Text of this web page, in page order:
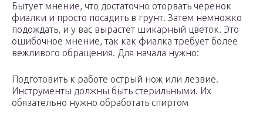
Бытует мнение, что достаточно оторвать черенок
фиалки и просто посадить в грунт. Затем немножко
подождать, и у вас вырастет шикарный цветок. Это
ошибочное мнение, так как фиалка требует более
вежливого обращения. Для начала нужно:
Подготовить к работе острый нож или лезвие.
Инструменты должны быть стерильными. Их
обязательно нужно обработать спиртом